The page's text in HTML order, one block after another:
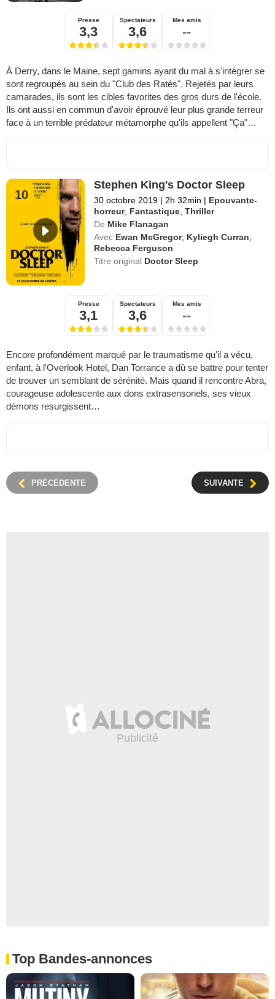
Presse
3,3
Spectateurs
3,6
Mes amis
--
À Derry, dans le Maine, sept gamins ayant du mal à s'intégrer se
sont regroupés au sein du "Club des Ratés". Rejetés par leurs
camarades, ils sont les cibles favorites des gros durs de l'école.
Ils ont aussi en commun d'avoir éprouvé leur plus grande terreur
face à un terrible prédateur métamorphe qu'ils appellent "Ça"…
10
Stephen King's Doctor Sleep
30 octobre 2019 | 2h 32min | Epouvante-
horreur, Fantastique,Thriller
De Mike Flanagan
Avec Ewan McGregor, Kyliegh Curran,
Rebecca Ferguson
Titre original Doctor Sleep
Presse
3,1
Spectateurs
3,6
Mes amis
--
Encore profondément marqué par le traumatisme qu'il a vécu,
enfant, à l'Overlook Hotel, Dan Torrance a dû se battre pour tenter
de trouver un semblant de sérénité. Mais quand il rencontre Abra,
courageuse adolescente aux dons extrasensoriels, ses vieux
démons resurgissent…
PRÉCÉDENTE SUIVANTE
Top Bandes-annonces